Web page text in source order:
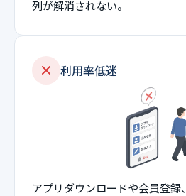
列が解消されない。
利用率低迷
アプリダウンロードや会員登録、